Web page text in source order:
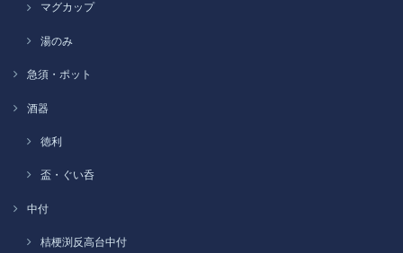
マグカップ
湯のみ
急須・ポット
酒器
徳利
盃・ぐい呑
中付
桔梗渕反高台中付